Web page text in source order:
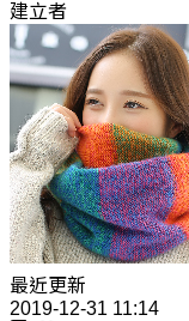
建立者
最近更新
2019-12-31 11:14